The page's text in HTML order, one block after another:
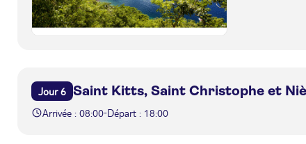
Jour 6 Saint Kitts, Saint Christophe et
Arrivée : 08:00-Départ : 18:00